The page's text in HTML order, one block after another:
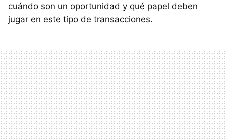
cuándo son un oportunidad y qué papel deben
jugar en este tipo de transacciones.